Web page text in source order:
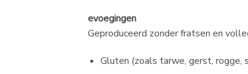
evoegingen
Geproduceerd zonder fratsen en
Gluten (zoals tarwe, gerst, rogge,